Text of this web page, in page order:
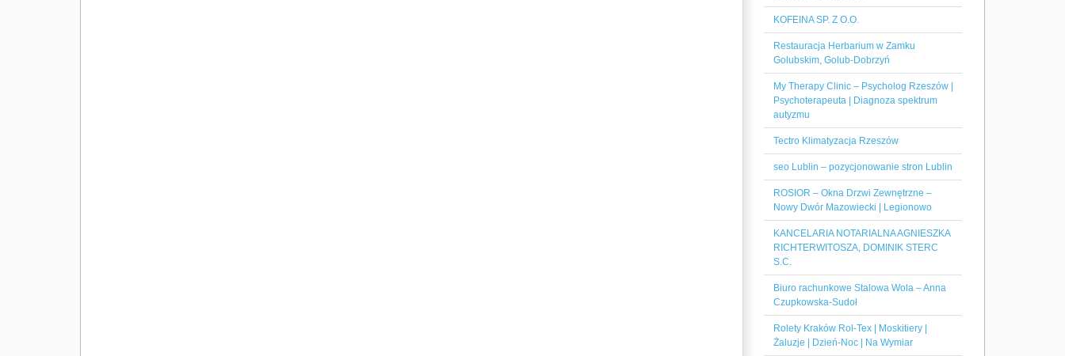
KOFEINA SP. Z O.O.
Restauracja Herbarium w Zamku
Golubskim, Golub-Dobrzyń
My Therapy Clinic – Psycholog Rzeszów |
Psychoterapeuta | Diagnoza spektrum
autyzmu
Tectro Klimatyzacja Rzeszów
seo Lublin – pozycjonowanie stron Lublin
ROSIOR – Okna Drzwi Zewnętrzne –
Nowy Dwór Mazowiecki | Legionowo
KANCELARIA NOTARIALNA AGNIESZKA
RICHTERWITOSZA, DOMINIK STERC
S.C.
Biuro rachunkowe Stalowa Wola – Anna
Czupkowska-Sudoł
Rolety Kraków Rol-Tex | Moskitiery |
Żaluzje | Dzień-Noc | Na Wymiar